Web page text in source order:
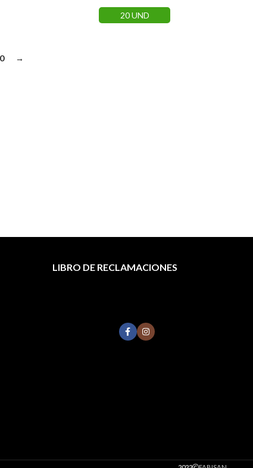
20 UND
→
LIBRO DE RECLAMACIONES